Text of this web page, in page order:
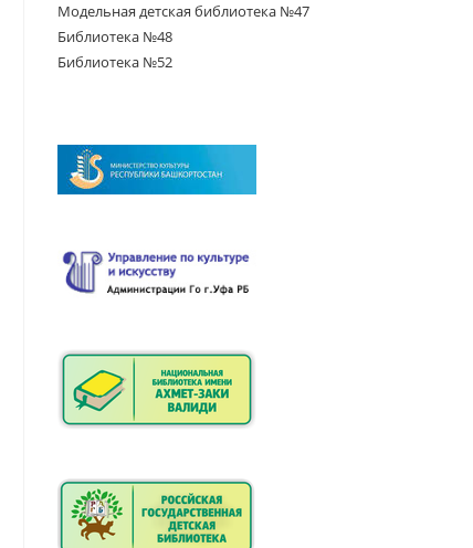
Модельная детская библиотека №47
Библиотека №48
Библиотека №52